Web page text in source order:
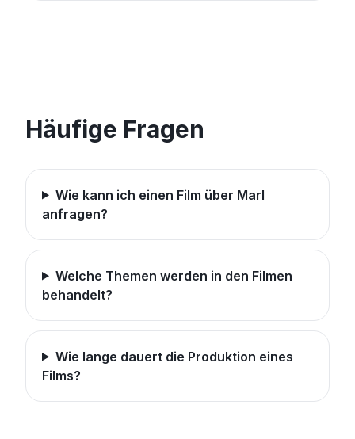
Häufige Fragen
Wie kann ich einen Film über Marl
anfragen?
Welche Themen werden in den Filmen
behandelt?
Wie lange dauert die Produktion eines
Films?